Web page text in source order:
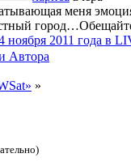
меня
ноября 2011 года в
Автора
»